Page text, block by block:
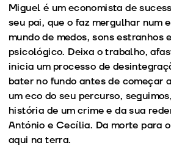
Miguel é um economista de
seu pai, que o faz mergulhar num
mundo de medos, sons estranhos
psicológico. Deixa o trabalho,
inicia um processo de
bater no fundo antes de começar
um eco do seu percurso,
história de um crime e da sua
António e Cecília. Da morte para
aqui na terra.